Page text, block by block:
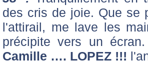
des cris de joie. Que se
l'attirail, me lave les
précipite vers un
Camille …. LOPEZ !!!